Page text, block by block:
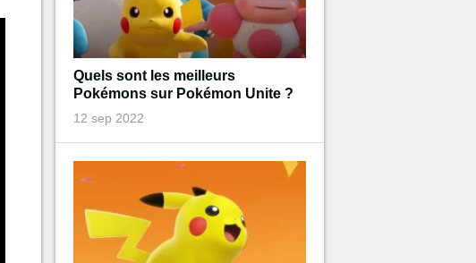
Quels sont les meilleurs
Pokémons sur Pokémon Unite ?
12 sep 2022